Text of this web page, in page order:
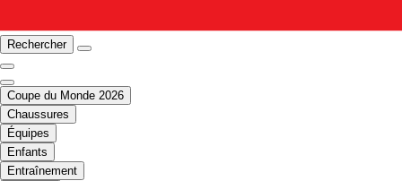
Rechercher
Coupe du Monde 2026
Chaussures
Équipes
Enfants
Entraînement